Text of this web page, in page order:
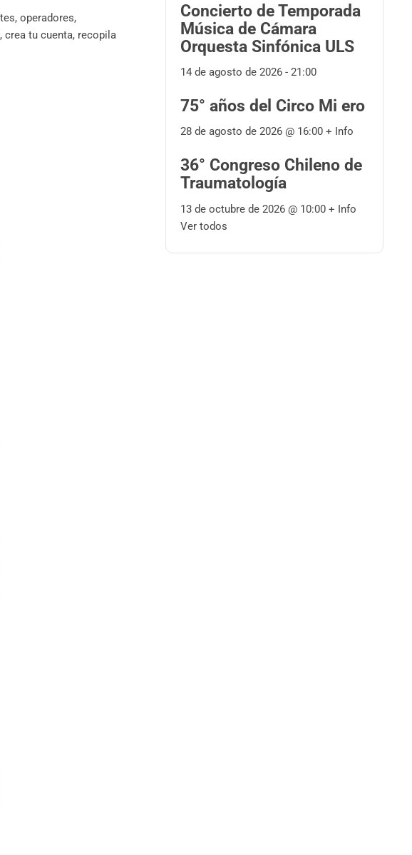
operadores,
tu cuenta, recopila
Concierto de Temporada
Música de Cámara
Orquesta Sinfónica ULS
14 de agosto de 2026 - 21:00
75° años del Circo Mi ero
28 de agosto de 2026 @ 16:00 + Info
36° Congreso Chileno de
Traumatología
13 de octubre de 2026 @ 10:00 + Info
Ver todos